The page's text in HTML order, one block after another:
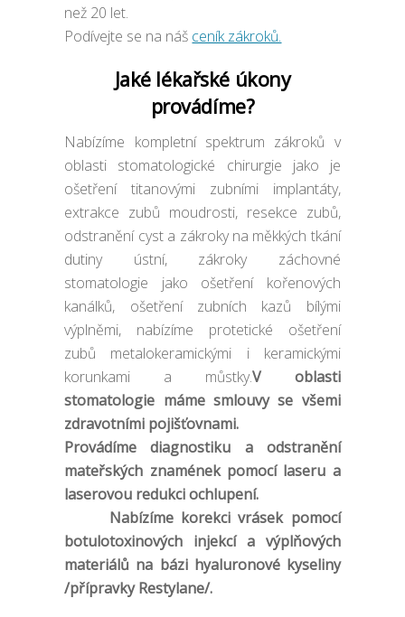
než 20 let.
Podívejte se na náš ceník zákroků.
Jaké lékařské úkony
provádíme?
Nabízíme kompletní spektrum zákroků v
oblasti stomatologické chirurgie jako je
ošetření titanovými zubními implantáty,
extrakce zubů moudrosti, resekce zubů,
odstranění cyst a zákroky na měkkých tkání
dutiny ústní, zákroky záchovné
stomatologie jako ošetření kořenových
kanálků, ošetření zubních kazů bílými
výplněmi, nabízíme protetické ošetření
zubů metalokeramickými i keramickými
korunkami a můstky.V oblasti
stomatologie máme smlouvy se všemi
zdravotními pojišťovnami.
Provádíme diagnostiku a odstranění
mateřských znamének pomocí laseru a
laserovou redukci ochlupení.
Nabízíme korekci vrásek pomocí
botulotoxinových injekcí a výplňových
materiálů na bázi hyaluronové kyseliny
/přípravky Restylane/.